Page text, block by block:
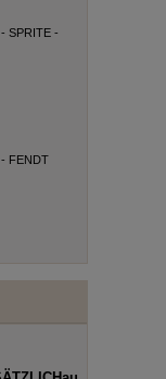
SPRITE -
- FENDT